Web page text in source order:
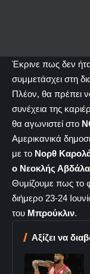
Έκρινε πως δεν
συμμετάσχει στη
Πλέον, θα πρέπει
συνέχεια της
θα αγωνιστεί στο
Αμερικανικά
με το Νορθ
ο Νεοκλής
Θυμίζουμε πως το
διήμερο 23-24
του Μπρούκλιν.
Αξίζει να